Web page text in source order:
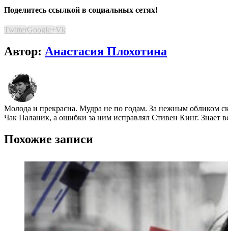
Поделитесь ссылкой в социальных сетях!
TwitterGoogle+Vk
Автор: Анастасия Плохотина
Молода и прекрасна. Мудра не по годам. За нежным обликом
Чак Паланик, а ошибки за ним исправлял Стивен Кинг. Знает
Похожие записи